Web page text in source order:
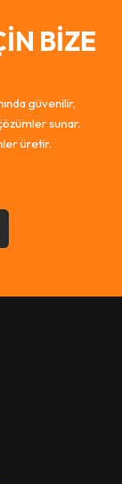
BİZE
güvenilir,
sunar.
üretir.